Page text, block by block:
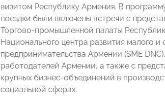
визитом Республику Армения. В
поездки были включены встречи с
Торгово-промышленной палаты
Национального центра развития малого и
предпринимательства Армении (SME
работодателей Армении, а также с
крупных бизнес-объединений в
социальной сферах.